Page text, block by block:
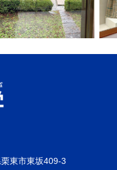
東市東坂409-3